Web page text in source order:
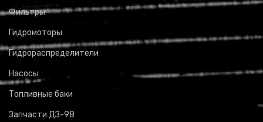
Фильтры
Гидромоторы
Гидрораспределители
Насосы
Топливные баки
Запчасти ДЗ-98